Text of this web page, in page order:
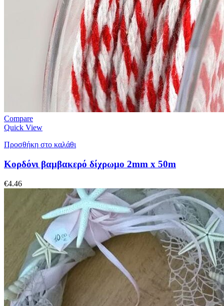
Compare
Quick View
Προσθήκη στο καλάθι
Κορδόνι βαμβακερό δίχρωμο 2mm x 50m
€4.46